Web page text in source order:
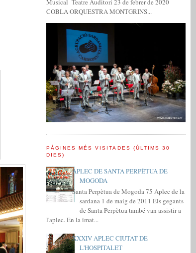
Musical Teatre Auditori 23 de febrer de 2020
COBLA ORQUESTRA MONTGRINS...
PÀGINES MÉS VISITADES (ÚLTIMS 30
DIES)
APLEC DE SANTA PERPÈTUA DE
MOGODA
Santa Perpètua de Mogoda 75 Aplec de la
sardana 1 de maig de 2011 Els gegants
de Santa Perpètua també van assistir a
l'aplec. En la imat...
XXXIV APLEC CIUTAT DE
L'HOSPITALET